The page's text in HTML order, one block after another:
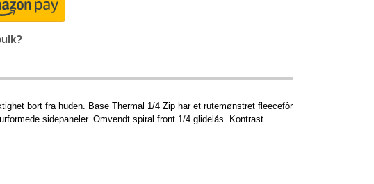
bort fra huden. Base Thermal 1/4 Zip har et rutemønstret fleecefôr
sidepaneler. Omvendt spiral front 1/4 glidelås. Kontrast